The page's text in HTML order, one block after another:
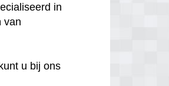
in
van
u bij ons